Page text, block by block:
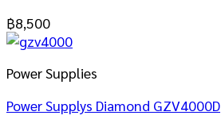
฿8,500
Power Supplies
Power Supplys Diamond GZV4000D